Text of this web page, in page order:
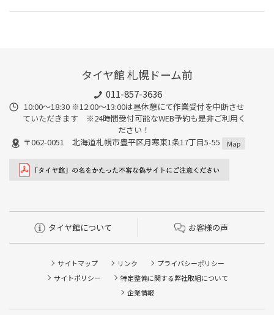
タイヤ館 札幌ドーム前
011-857-3636
10:00～18:30 ※12:00～13:00は昼休憩にて作業受付を中断させ
ていただきます ※24時間受付可能なWEB予約も是非ご利用く
ださい！
〒062-0051 北海道札幌市豊平区月寒東1条17丁目5-55
Map
タイヤ館について お客様の声
サイトマップ リンク
プライバシーポリシー
サイトポリシー
特定整備に関する弊社取組について
企業情報